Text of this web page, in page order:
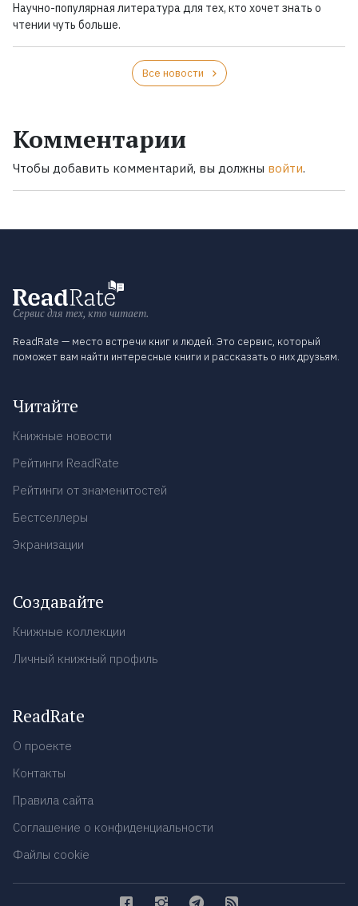
Научно-популярная литература для тех, кто хочет знать о
чтении чуть больше.
Все новости
Комментарии
Чтобы добавить комментарий, вы должны войти.
Сервис для тех, кто читает.
ReadRate — место встречи книг и людей. Это сервис, который
поможет вам найти интересные книги и рассказать о них друзьям.
Читайте
Книжные новости
Рейтинги ReadRate
Рейтинги от знаменитостей
Бестселлеры
Экранизации
Создавайте
Книжные коллекции
Личный книжный профиль
ReadRate
О проекте
Контакты
Правила сайта
Соглашение о конфиденциальности
Файлы cookie